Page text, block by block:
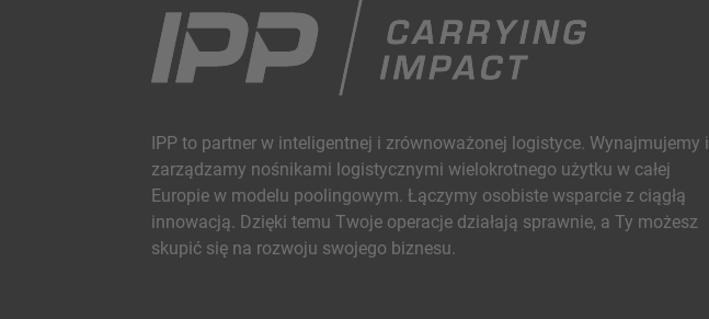
IPP to partner w inteligentnej i zrównoważonej logistyce. Wynajmujemy i
zarządzamy nośnikami logistycznymi wielokrotnego użytku w całej
Europie w modelu poolingowym. Łączymy osobiste wsparcie z ciągłą
innowacją. Dzięki temu Twoje operacje działają sprawnie, a Ty możesz
skupić się na rozwoju swojego biznesu.